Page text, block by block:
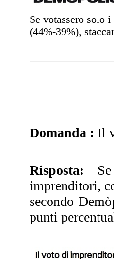
Se votassero solo
(44%-39%),
Domanda : Il
Risposta: Se
imprenditori,
secondo
punti